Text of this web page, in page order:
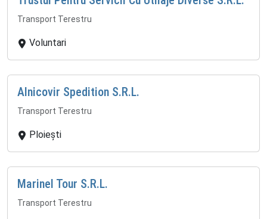
Transport Terestru
Voluntari
Alnicovir Spedition S.R.L.
Transport Terestru
Ploiești
Marinel Tour S.R.L.
Transport Terestru